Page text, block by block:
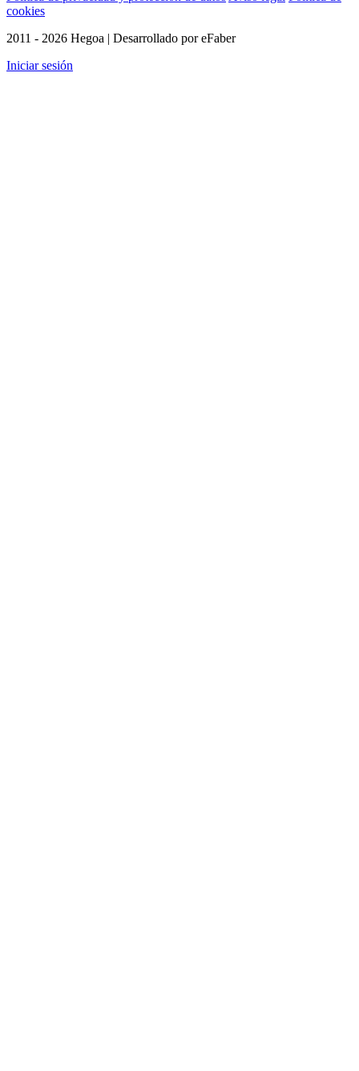
cookies
2011 - 2026 Hegoa | Desarrollado por eFaber
Iniciar sesión